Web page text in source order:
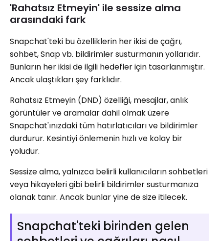
'Rahatsız Etmeyin' ile sessize alma
arasındaki fark
Snapchat'teki bu özelliklerin her ikisi de çağrı,
sohbet, Snap vb. bildirimler susturmanın yollarıdır.
Bunların her ikisi de ilgili hedefler için tasarlanmıştır.
Ancak ulaştıkları şey farklıdır.
Rahatsız Etmeyin (DND) özelliği, mesajlar, anlık
görüntüler ve aramalar dahil olmak üzere
Snapchat'ınızdaki tüm hatırlatıcıları ve bildirimler
durdurur. Kesintiyi önlemenin hızlı ve kolay bir
yoludur.
Sessize alma, yalnızca belirli kullanıcıların sohbetleri
veya hikayeleri gibi belirli bildirimler susturmanıza
olanak tanır. Ancak bunlar yine de size itilecek.
Snapchat'teki birinden gelen